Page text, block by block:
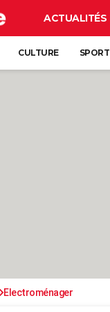
ACTUALITÉS
CULTURE SPORT
Electroménager